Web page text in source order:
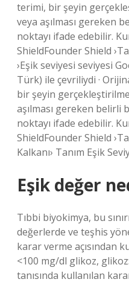
terimi, bir şeyin
veya aşılması gereken
noktayı ifade edebilir.
ShieldFounder Shield
›Eşik seviyesi seviyesi
Türk) ile çevriliydi ·
bir şeyin
aşılması gereken belirli
noktayı ifade edebilir.
ShieldFounder Shield
Kalkanı› Tanım Eşik
Eşik değer
Tıbbi biyokimya, bu
değerlerde ve teşhis
karar verme açısından
<100 mg/dl glikoz,
tanısında kullanılan karar